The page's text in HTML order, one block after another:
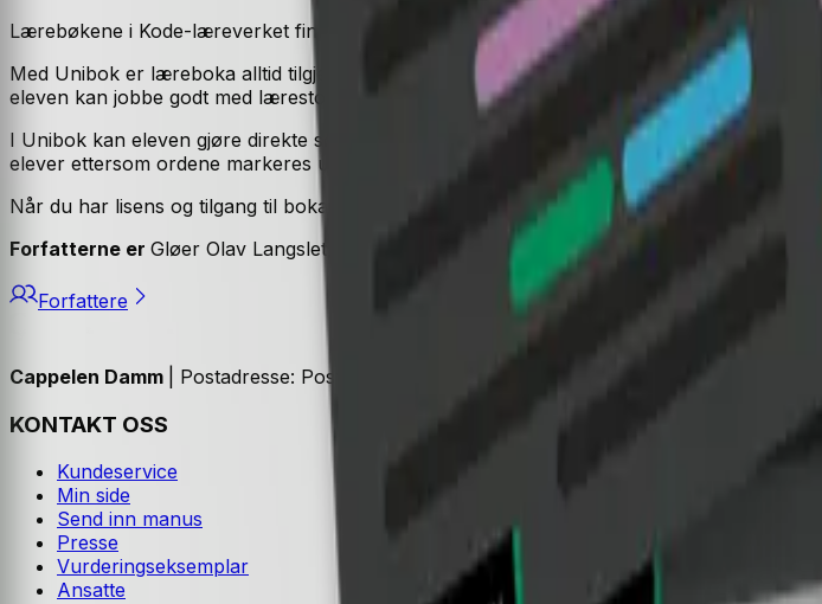
Lærebøkene i Kode-læreverket finnes også i digitale utgaver, som Unibok og Brettbok.
Med Unibok er læreboka alltid tilgjengelig, og elevene kan lese den på alle digitale flater
eleven kan jobbe godt med lærestoffet i boka.
I Unibok kan eleven gjøre direkte søk og oppslag på ord i teksten, skrive notater og
elever ettersom ordene markeres under opplesing.
Når du har lisens og tilgang til boka, finner du den i «Mine unibøker» på www.unibok.no
Forfatterne er Gløer Olav Langslet, Eirik Solheim, Petter Bae Brandtzæg, Eirik Vågeskar
Forfattere
Cappelen Damm | Postadresse: Postboks 1900 Sentrum, 0055 Oslo | Besøksadresse:
KONTAKT OSS
Kundeservice
Min side
Send inn manus
Presse
Vurderingseksemplar
Ansatte